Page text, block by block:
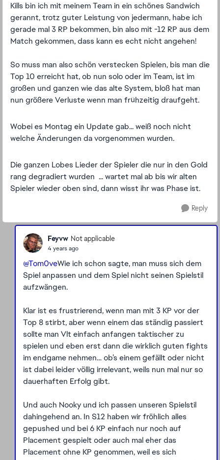
Kills bin ich mit meinem Team in ein schönes Sandwich
gerannt, trotz guter Leistung von jedermann, habe ich
gerade mal 3 RP bekommen, bin also mit -12 RP aus dem
Match gekommen, dass kann es echt nicht angehen!
So muss man also schön verstecken Spielen, bis man die
Top 10 erreicht hat, ob nun solo oder im Team, ist im
großen und ganzen wie das alte System, bloß hat man
nun größere Verluste wenn man frühzeitig draufgeht.
Wobei es Montag ein Update gab... weiß noch nicht
welche Änderungen da vorgenommen wurden.
Die ganzen Lobes Lieder der Spieler die nur in den Gold
rang degradiert wurden ... wartet mal ab bis wir alten
Spieler wieder oben sind, dann wisst ihr was Phase ist.
Reply
Feyvw Not applicable
4 years ago
@Tom0veWie ich schon sagte, man muss sich dem
Spiel anpassen und dem Spiel nicht seinen Spielstil
aufzwängen.
Klar ist es frustrierend, wenn man mit 3 KP vor der
Top 8 stirbt, aber wenn einem das ständig passiert
sollte man Vlt einfach anfangen taktischer zu
spielen und eben erst dann die wirklich guten fights
im endgame nehmen… ob’s einem gefällt oder nicht
ist dabei leider völlig irrelevant, weils nun mal nur so
dauerhaften Erfolg gibt.
Und auch Nooky und ich passen unseren Spielstil
dahingehend an. In S12 haben wir fröhlich alles
gepushed und bei 6 KP einfach nur noch auf
Placement gespielt oder auch mal eher das
Placement ohne KP genommen, weil es sich